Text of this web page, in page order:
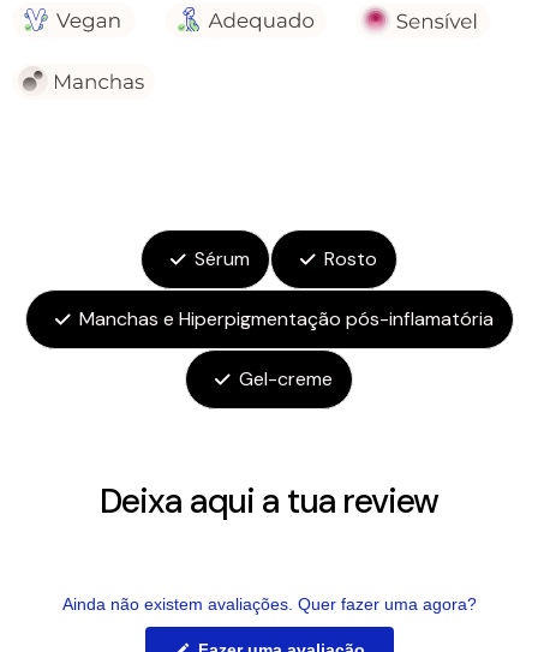
Sérum Rosto
Manchas e Hiperpigmentação pós-inflamatória
Gel-creme
Deixa aqui a tua review
Ainda não existem avaliações. Quer fazer uma agora?
(Abre